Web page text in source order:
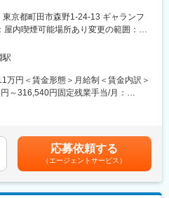
・ペットケア分野におけるサプリメ
の新商品を企画立案から開発、上市
ンです。社内外メンバーや外部パー
デアを具体的な商品へと形にしてい
や市場ニーズを起点とした商品企画
値の最大化に貢献していただきま
、資材メーカー等との折衝・ディレク
検討（社内外専門家と連携し実施）
東京都町田市森野1-24-13 ギャランフ
内喫煙可能場所あり変更の範囲：会
駅
万円＜賃金形態＞月給制＜賃金内訳＞
～316,540円固定残業手当/月：
す賃金はあくまでも目安の金額であ
可能性があります。月給(月額)は固定手
応募依頼する
（エージェントサービス）